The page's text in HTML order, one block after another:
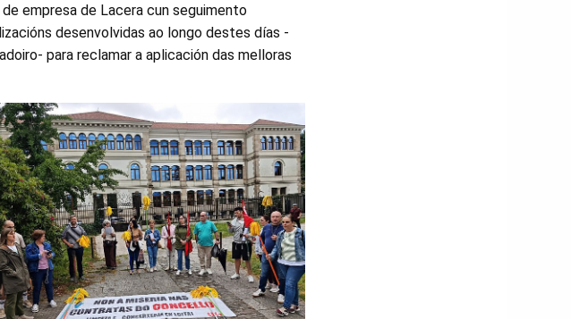
empresa de Lacera cun seguimento
desenvolvidas ao longo destes días -
para reclamar a aplicación das melloras